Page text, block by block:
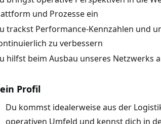
und Prozesse ein
trackst Performance-Kennzahlen und
zu verbessern
hilfst beim Ausbau unseres Netzwerks
Profil
Du kommst idealerweise aus der
operativen Umfeld und kennst dich in